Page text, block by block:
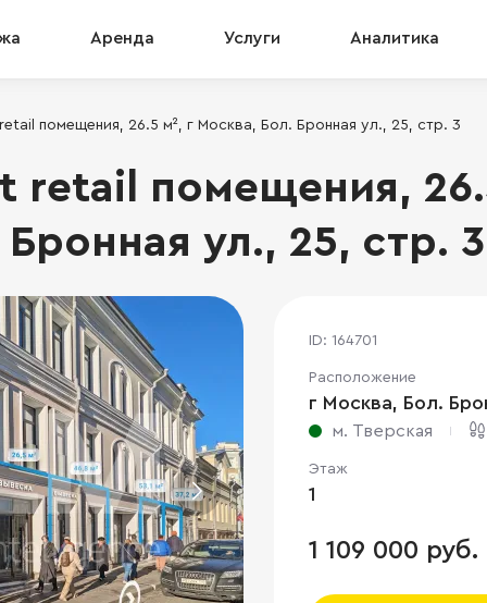
Аренда Услуги Аналитика
помещения, 26.5 м², г Москва, Бол. Бронная ул., 25, стр. 3
retail помещения,
ул., 25, стр. 3
ID: 164701
Расположение
г Москва, Бол.
м. Тверская
Этаж
1
1 109 000 руб.